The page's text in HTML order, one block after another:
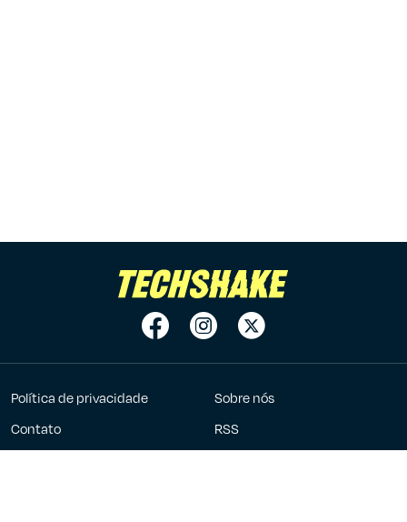
Política de privacidade
Sobre nós
Contato
RSS